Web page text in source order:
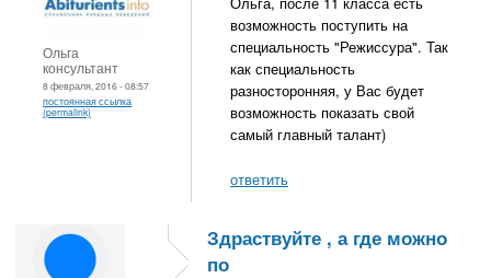
Ольга
консультант
8 февраля, 2016 - 08:57
постоянная ссылка
(permalink)
возможность поступить на
специальность "Режиссура". Так
как специальность
разносторонняя, у Вас будет
возможность показать свой
самый главный талант)
ответить
Здраствуйте , а где можно
по